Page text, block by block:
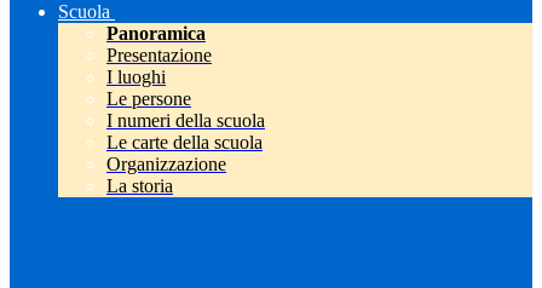
Scuola
Panoramica
Presentazione
I luoghi
Le persone
I numeri della scuola
Le carte della scuola
Organizzazione
La storia